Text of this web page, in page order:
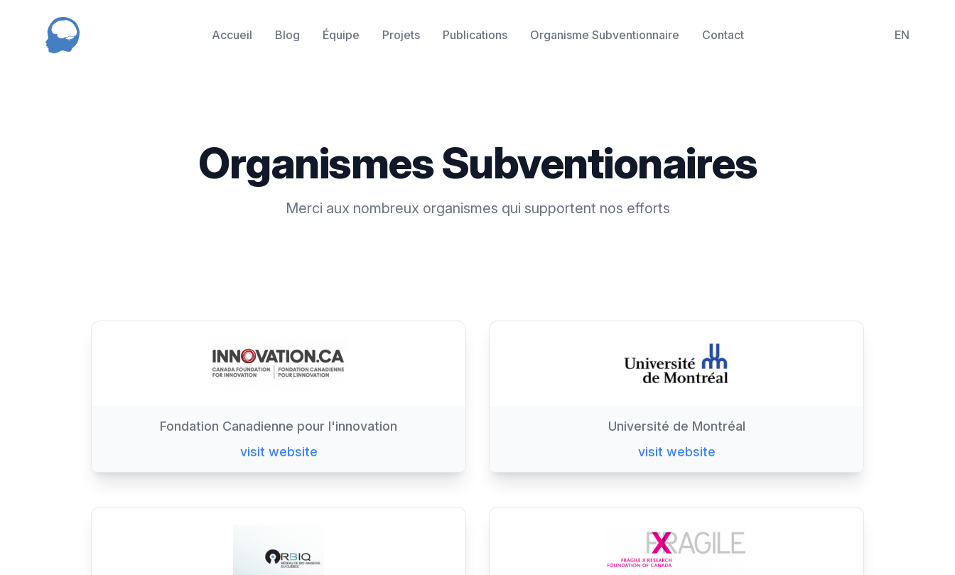
NED
Accueil Blog Équipe Projets Publications Organisme Subventionnaire Contact EN
Organismes Subventionaires
Merci aux nombreux organismes qui supportent nos efforts
Fondation Canadienne pour l'innovation
visit website
Université de Montréal
visit website